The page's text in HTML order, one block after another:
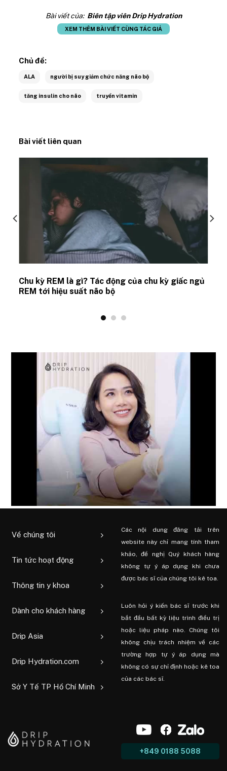
Bài viết của: Biên tập viên Drip Hydration
XEM THÊM BÀI VIẾT CÙNG TÁC GIẢ
Chủ đề:
ALA người bị suy giảm chức năng não bộ
tăng insulin cho não truyền vitamin
Bài viết liên quan
Chu kỳ REM là gì? Tác động của chu kỳ giấc ngủ
REM tới hiệu suất não bộ
Về chúng tôi
Tin tức hoạt động
Thông tin y khoa
Dành cho khách hàng
Drip Asia
Drip Hydration.com
Sở Y Tế TP Hồ Chí Minh
Các nội dung đăng tải trên
website này chỉ mang tính tham
khảo, đề nghị Quý khách hàng
không tự ý áp dụng khi chưa
được bác sĩ của chúng tôi kê toa.
Luôn hỏi ý kiến ​​bác sĩ trước khi
bắt đầu bất kỳ liệu trình điều trị
hoặc liệu pháp nào. Chúng tôi
không chịu trách nhiệm về các
trường hợp tự ý áp dụng mà
không có sự chỉ định hoặc kê toa
của các bác sĩ.
+849 0188 5088